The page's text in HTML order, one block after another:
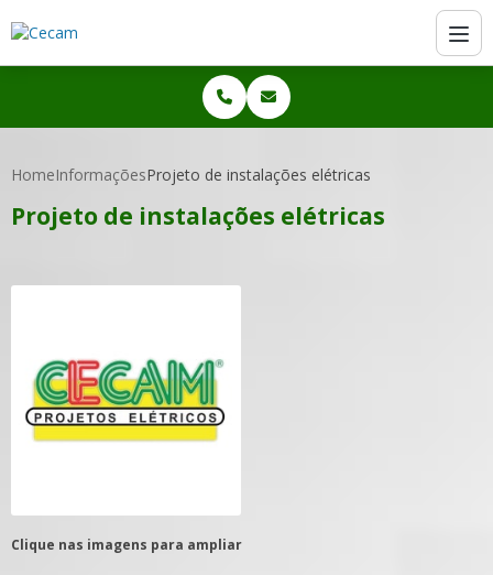
HomeInformaçõesProjeto de instalações elétricas
Projeto de instalações elétricas
Clique nas imagens para ampliar